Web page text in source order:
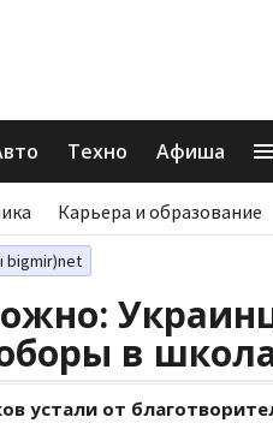
Техно Афиша
Карьера и образование
bigmir)net
в
устали от